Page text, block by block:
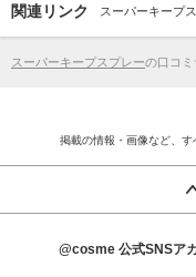
関連リンク スーパーキープ
スーパーキープスプレーの口コミ
掲載の情報・画像など、す
@cosme 公式SNSア